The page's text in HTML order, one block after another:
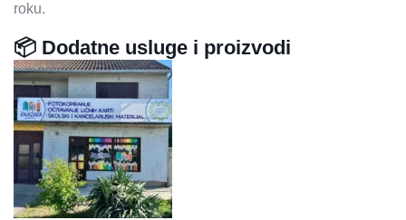
roku.
📦 Dodatne usluge i proizvodi